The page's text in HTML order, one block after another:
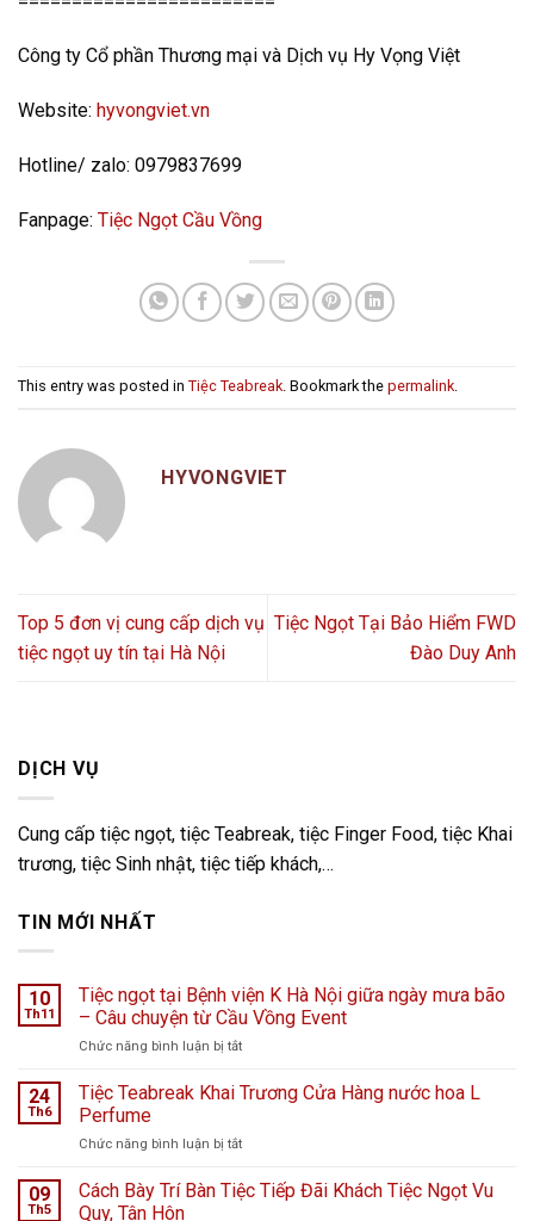
Công ty Cổ phần Thương mại và Dịch vụ Hy Vọng Việt
Website: hyvongviet.vn
Hotline/ zalo: 0979837699
Fanpage: Tiệc Ngọt Cầu Vồng
This entry was posted in Tiệc Teabreak. Bookmark the permalink.
HYVONGVIET
Top 5 đơn vị cung cấp dịch vụ
tiệc ngọt uy tín tại Hà Nội
Tiệc Ngọt Tại Bảo Hiểm FWD
Đào Duy Anh
DỊCH VỤ
Cung cấp tiệc ngọt, tiệc Teabreak, tiệc Finger Food, tiệc Khai
trương, tiệc Sinh nhật, tiệc tiếp khách,…
TIN MỚI NHẤT
10
Th11
Tiệc ngọt tại Bệnh viện K Hà Nội giữa ngày mưa bão
– Câu chuyện từ Cầu Vồng Event
Chức năng bình luận bị tắtở
ngọt
viện
Hà
24
Th6
Tiệc Teabreak Khai Trương Cửa Hàng nước hoa L
Perfume
Chức năng bình luận bị tắtở
Teabreak
Khai
09
Th5
Cách Bày Trí Bàn Tiệc Tiếp Đãi Khách Tiệc Ngọt Vu
Quy, Tân Hôn